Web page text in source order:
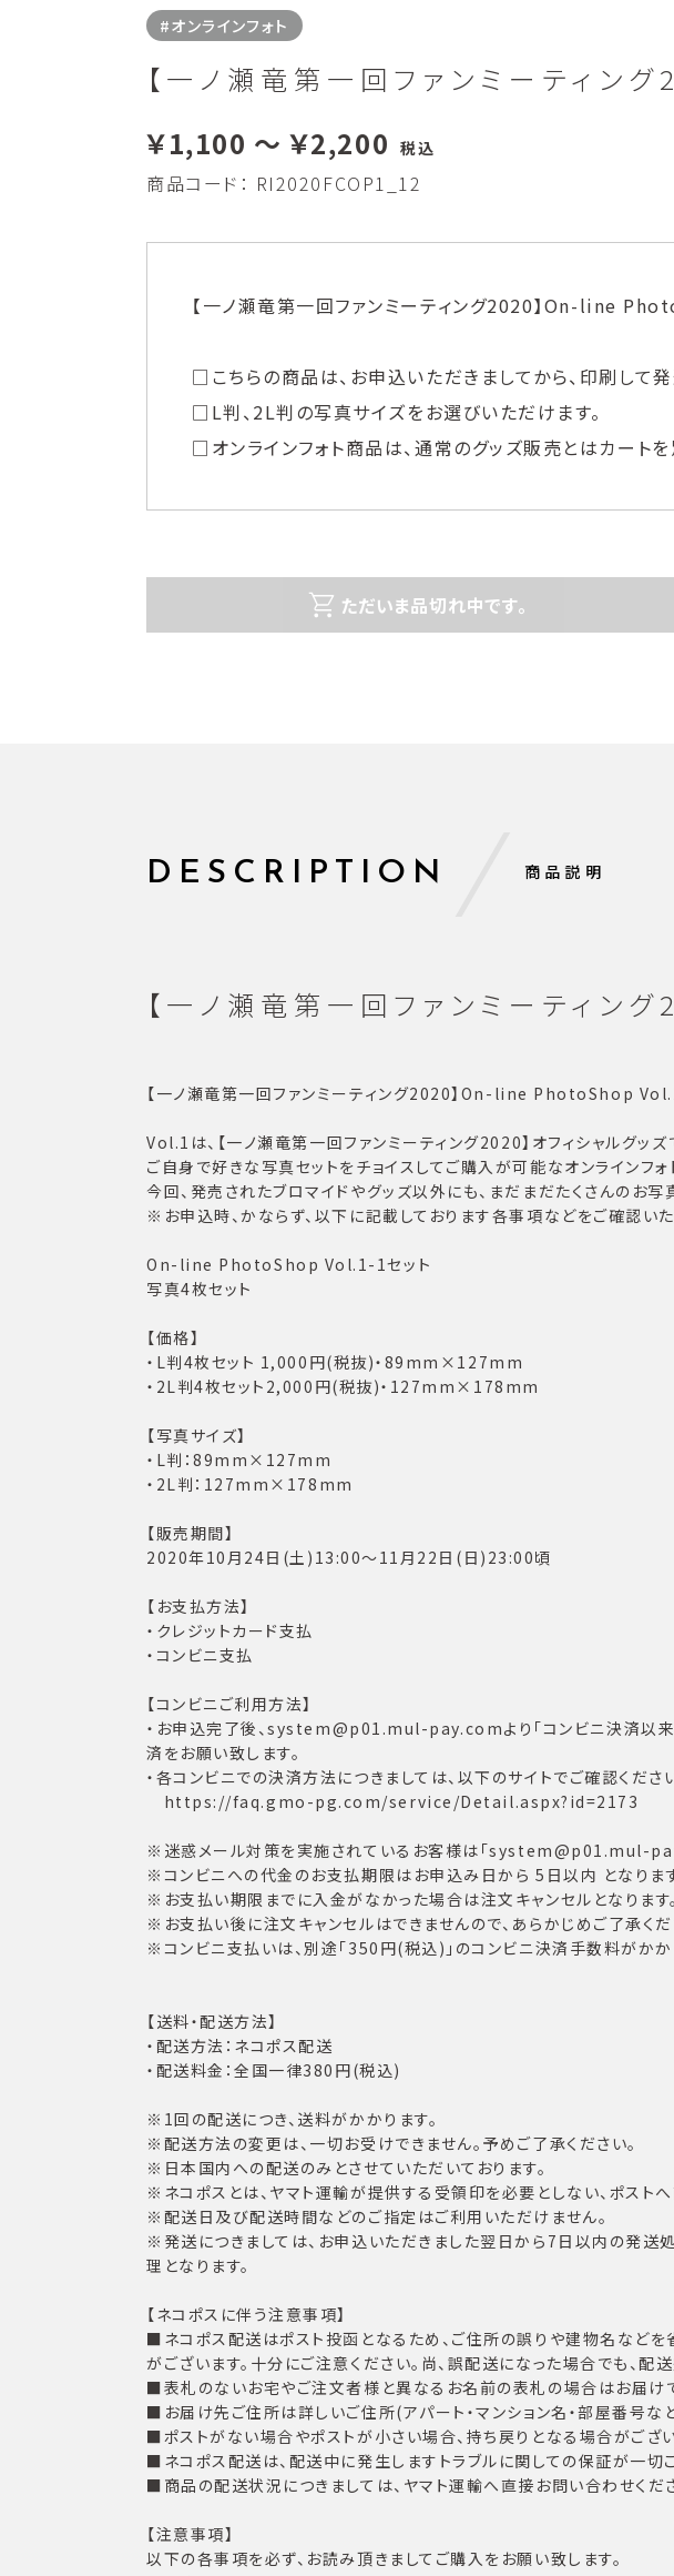
#オンラインフォト
【一ノ瀬竜第一回ファンミーテ
￥1,100 ～ ￥2,200
税込
商品コード： RI2020FCOP1_12
【一ノ瀬竜第一回ファンミーティング2020】On-line
□こちらの商品は、お申込いただきましてから、印刷して
□L判、2L判の写真サイズをお選びいただけます。
□オンラインフォト商品は、通常のグッズ販売とはカートを
ただいま品切れ中です。
DESCRIPTION 商品説明
【一ノ瀬竜第一回ファンミーテ
【一ノ瀬竜第一回ファンミーティング2020】On-line PhotoShop
Vol.1は、【一ノ瀬竜第一回ファンミーティング2020】オフィシャルグッズ
ご自身で好きな写真セットをチョイスしてご購入が可能なオンラインフォ
今回、発売されたブロマイドやグッズ以外にも、まだまだたくさんのお写
※お申込時、かならず、以下に記載しております各事項などをご確認いた
On-line PhotoShop Vol.1-1セット
写真4枚セット
【価格】
・L判4枚セット 1,000円(税抜)・89mm×127mm
・2L判4枚セット2,000円(税抜)・127mm×178mm
【写真サイズ】
・L判：89mm×127mm
・2L判：127mm×178mm
【販売期間】
2020年10月24日(土)13:00～11月22日(日)23:00頃
【お支払方法】
・クレジットカード支払
・コンビニ支払
【コンビニご利用方法】
・お申込完了後、system@p01.mul-pay.comより「コンビニ決済以来
済をお願い致します。
・各コンビニでの決済方法につきましては、以下のサイトでご確認くださ
https://faq.gmo-pg.com/service/Detail.aspx?id=2173
※迷惑メール対策を実施されているお客様は「system@p01.mul-
※コンビニへの代金のお支払期限はお申込み日から 5日以内 となります
※お支払い期限までに入金がなかった場合は注文キャンセルとなります。
※お支払い後に注文キャンセルはできませんので、あらかじめご了承くだ
※コンビニ支払いは、別途「350円(税込)」のコンビニ決済手数料がかか
【送料・配送方法】
・配送方法：ネコポス配送
・配送料金：全国一律380円(税込)
※1回の配送につき、送料がかかります。
※配送方法の変更は、一切お受けできません。予めご了承ください。
※日本国内への配送のみとさせていただいております。
※ネコポスとは、ヤマト運輸が提供する受領印を必要としない、ポスト
※配送日及び配送時間などのご指定はご利用いただけません。
※発送につきましては、お申込いただきました翌日から7日以内の発送
理となります。
【ネコポスに伴う注意事項】
■ネコポス配送はポスト投函となるため、ご住所の誤りや建物名など
がございます。十分にご注意ください。尚、誤配送になった場合でも、配
■表札のないお宅やご注文者様と異なるお名前の表札の場合はお届けで
■お届け先ご住所は詳しいご住所(アパート・マンション名・部屋番号な
■ポストがない場合やポストが小さい場合、持ち戻りとなる場合がござ
■ネコポス配送は、配送中に発生しますトラブルに関しての保証が一切
■商品の配送状況につきましては、ヤマト運輸へ直接お問い合わせくださ
【注意事項】
以下の各事項を必ず、お読み頂きましてご購入をお願い致します。